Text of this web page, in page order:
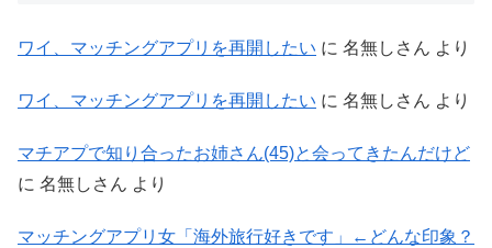
ワイ、マッチングアプリを再開したい に 名無しさん より
ワイ、マッチングアプリを再開したい に 名無しさん より
マチアプで知り合ったお姉さん(45)と会ってきたんだけど
に 名無しさん より
マッチングアプリ女「海外旅行好きです」←どんな印象？